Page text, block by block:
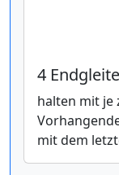
4
halten mit je
mit dem